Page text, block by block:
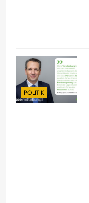
POLITIK